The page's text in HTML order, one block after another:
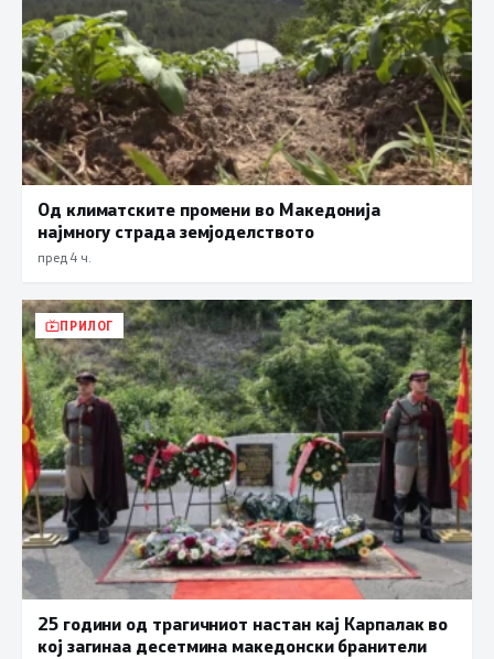
Од климатските промени во Македонија
најмногу страда земјоделството
пред 4 ч.
ПРИЛОГ
25 години од трагичниот настан кај Карпалак во
кој загинаа десетмина македонски бранители